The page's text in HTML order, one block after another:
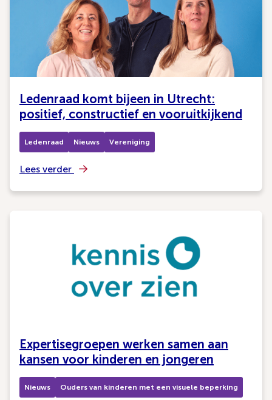
Ledenraad komt bijeen in Utrecht:
positief, constructief en vooruitkijkend
Ledenraad Nieuws Vereniging
Lees verder
Expertisegroepen werken samen aan
kansen voor kinderen en jongeren
Nieuws Ouders van kinderen met een visuele beperking